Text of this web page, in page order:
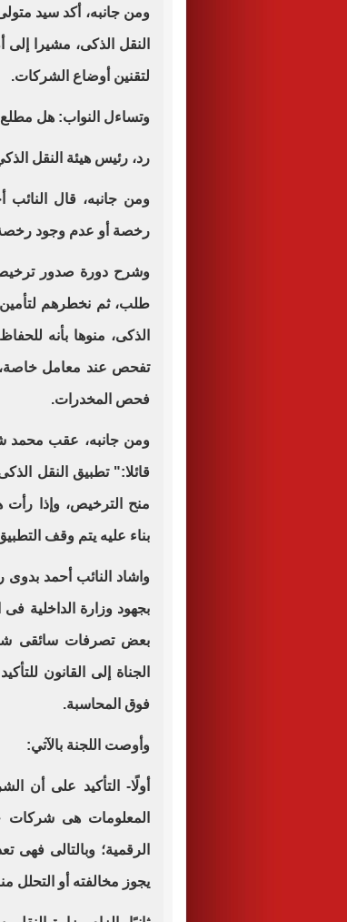
ومن جانبه، أكد سيد
النقل الذكى، مشيرا
لتقنين أوضاع الشركات.
وتساءل النواب: هل
رد، رئيس هيئة النقل
ومن جانبه، قال
رخصة أو عدم وجود
وشرح دورة صدور ترخيص
طلب، ثم نخطرهم لتأمين
الذكى، منوها بأنه
تفحص عند معامل خاصة،
فحص المخدرات.
ومن جانبه، عقب محمد
قائلا:" تطبيق النقل
منح الترخيص، وإذا رأت
بناء عليه يتم وقف
واشاد النائب أحمد بدوى
بجهود وزارة الداخلية
بعض تصرفات سائقى
الجناة إلى القانون
فوق المحاسبة.
وأوصت اللجنة بالآتي:
أولًا- التأكيد على أن
المعلومات هى
الرقمية؛ وبالتالى فهى
يجوز مخالفته أو التحلل